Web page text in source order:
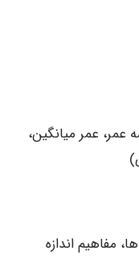
عمر، عمر میانگین،
مفاهیم اندازه